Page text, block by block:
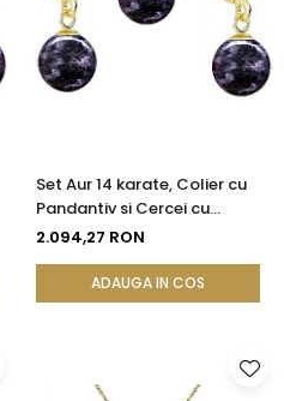
Set Aur 14 karate, Colier cu
Pandantiv si Cercei cu
Tortita Inchisa cu Pietre
Ametist de 8 mm
2.094,27 RON
ADAUGA IN COS